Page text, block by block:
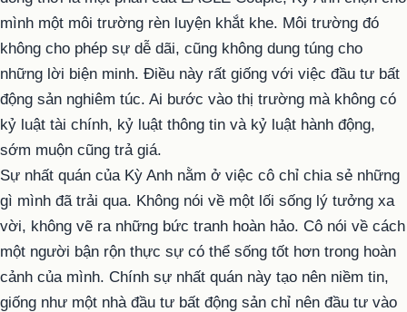
mình một môi trường rèn luyện khắt khe. Môi trường đó
không cho phép sự dễ dãi, cũng không dung túng cho
những lời biện minh. Điều này rất giống với việc đầu tư bất
động sản nghiêm túc. Ai bước vào thị trường mà không có
kỷ luật tài chính, kỷ luật thông tin và kỷ luật hành động,
sớm muộn cũng trả giá.
Sự nhất quán của Kỳ Anh nằm ở việc cô chỉ chia sẻ những
gì mình đã trải qua. Không nói về một lối sống lý tưởng xa
vời, không vẽ ra những bức tranh hoàn hảo. Cô nói về cách
một người bận rộn thực sự có thể sống tốt hơn trong hoàn
cảnh của mình. Chính sự nhất quán này tạo nên niềm tin,
giống như một nhà đầu tư bất động sản chỉ nên đầu tư vào